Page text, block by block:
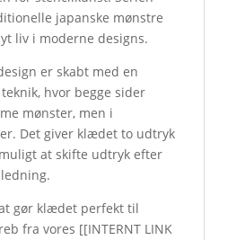
japanske mønstre
liv i moderne designs.
er skabt med en
hvor begge sider
mønster, men i
Det giver klædet to udtryk
at skifte udtryk efter
gør klædet perfekt til
fra vores [[INTERNT LINK